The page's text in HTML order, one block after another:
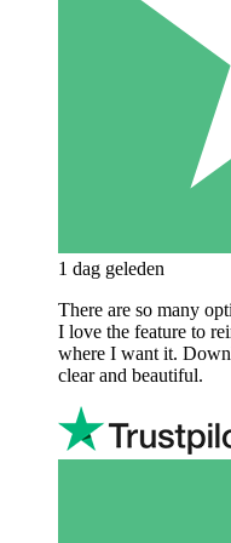
1 dag geleden
There are so many
I love the feature to
where I want it.
clear and beautiful.